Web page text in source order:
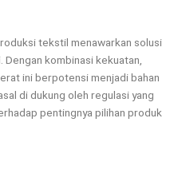
tekstil menawarkan solusi
kombinasi kekuatan,
ini berpotensi menjadi bahan
di dukung oleh regulasi yang
pentingnya pilihan produk